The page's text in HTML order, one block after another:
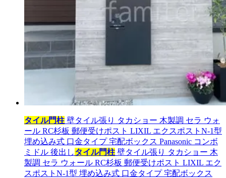
タイル門柱 壁タイル張り タカショー 木製調 セラ ウォ
ール RC杉板 郵便受けポスト LIXIL エクスポストN-1型
埋め込み式 口金タイプ 宅配ボックス Panasonic コンボ
ミドル 後出しタイル門柱 壁タイル張り タカショー 木
製調 セラ ウォール RC杉板 郵便受けポスト LIXIL エク
スポストN-1型 埋め込み式 口金タイプ 宅配ボックス